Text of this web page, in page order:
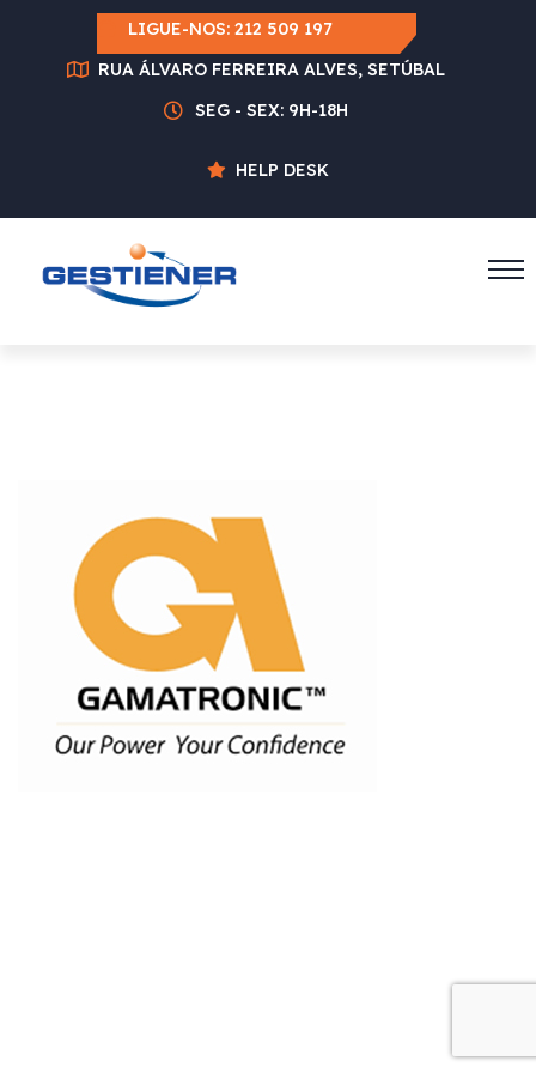
LIGUE-NOS: 212 509 197
RUA ÁLVARO FERREIRA ALVES, SETÚBAL
SEG - SEX: 9H-18H
HELP DESK